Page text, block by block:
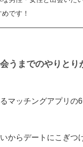
です！
うまでのやりとり
マッチングアプリの6
からデートにこぎつ